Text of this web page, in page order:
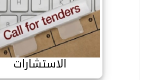
الاستشارات
الاستشارات